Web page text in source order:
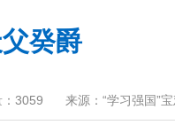
癸爵
3059 来源：“学习强国”